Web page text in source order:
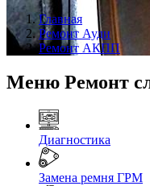
Главная
Ремонт Ауди
Ремонт АКПП
Меню Ремонт
Диагностика
Замена ремня ГРМ